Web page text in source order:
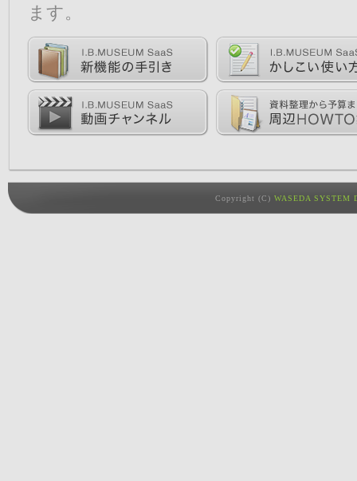
ます。
Copyright (C) WASEDA SYSTEM